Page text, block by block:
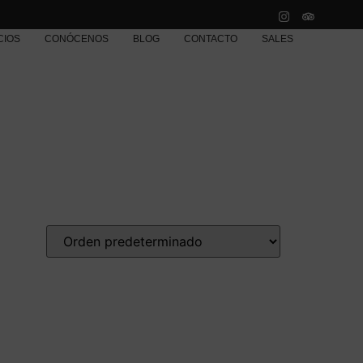
CONÓCENOS BLOG CONTACTO SALES